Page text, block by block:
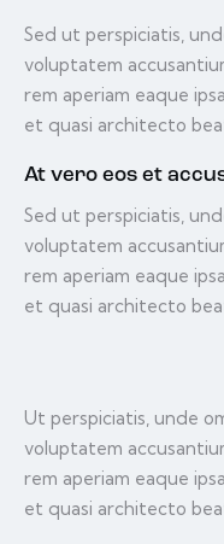
Sed ut perspiciatis,
voluptatem
rem aperiam eaque
et quasi architecto
At vero eos et
Sed ut perspiciatis,
voluptatem
rem aperiam eaque
et quasi architecto
Ut perspiciatis, unde
voluptatem
rem aperiam eaque
et quasi architecto